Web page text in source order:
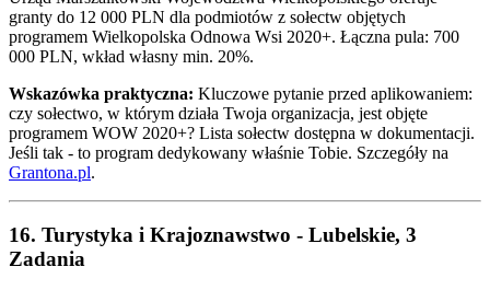
granty do 12 000 PLN dla podmiotów z sołectw objętych
programem Wielkopolska Odnowa Wsi 2020+. Łączna pula: 700
000 PLN, wkład własny min. 20%.
Wskazówka praktyczna: Kluczowe pytanie przed aplikowaniem:
czy sołectwo, w którym działa Twoja organizacja, jest objęte
programem WOW 2020+? Lista sołectw dostępna w dokumentacji.
Jeśli tak - to program dedykowany właśnie Tobie. Szczegóły na
Grantona.pl.
16. Turystyka i Krajoznawstwo - Lubelskie, 3
Zadania